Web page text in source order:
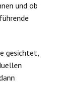
und ob
gesichtet,